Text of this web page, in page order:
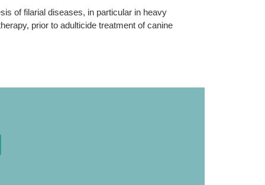
of filarial diseases, in particular in heavy
prior to adulticide treatment of canine